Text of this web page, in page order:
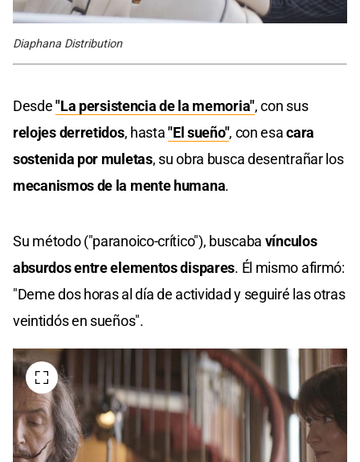
Diaphana Distribution
Desde"La persistencia de la memoria", con sus
relojes derretidos, hasta "El sueño", con esacara
sostenida por muletas, su obra busca desentrañar los
mecanismos de la mente humana.
Su método ("paranoico-crítico"), buscaba vínculos
absurdos entre elementos dispares. Él mismo afirmó:
"Deme dos horas al día de actividad y seguiré las otras
veintidós en sueños".